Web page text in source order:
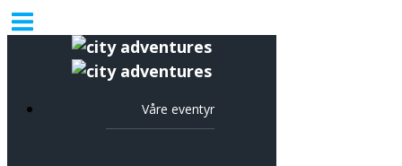
Våre eventyr